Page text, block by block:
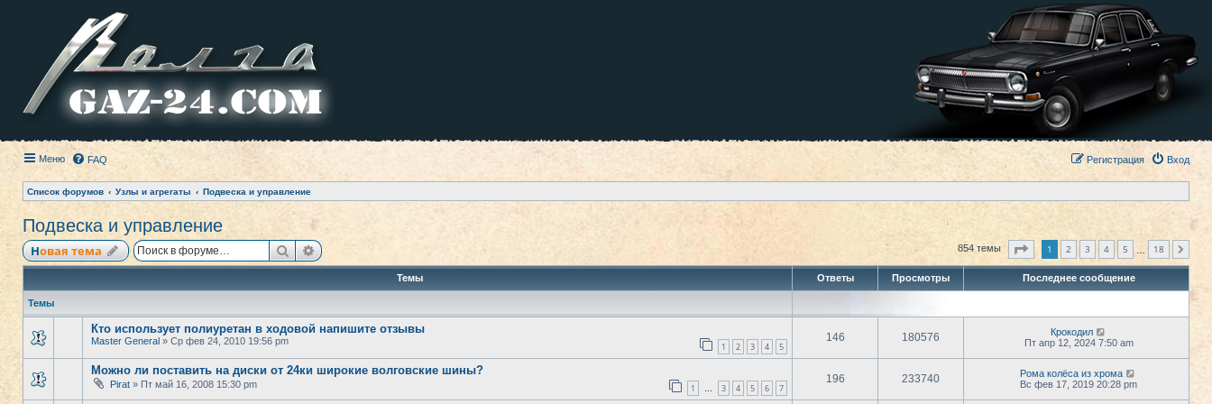
Меню FAQ Вход
Регистрация
Список форумов Узлы и агрегаты Подвеска и управление
Подвеска и управление
Новая тема ПоискРасширенный поиск 854 темы Страница из18
1 2 3 4 5 18
Темы Ответы Просмотры Последнее сообщение
Темы
Кто использует полиуретан в ходовой напишите отзывы
Master General » Ср фев 24, 2010 19:56 pm 1 2 3 4 5
146 180576
Крокодил
Пт апр 12, 2024 7:50 am
Можно ли поставить на диски от 24ки широкие волговские шины?
Pirat » Пт май 16, 2008 15:30 pm 1 … 3 4 5 6 7
196 233740
Рома колёса из хрома
Вс фев 17, 2019 20:28 pm